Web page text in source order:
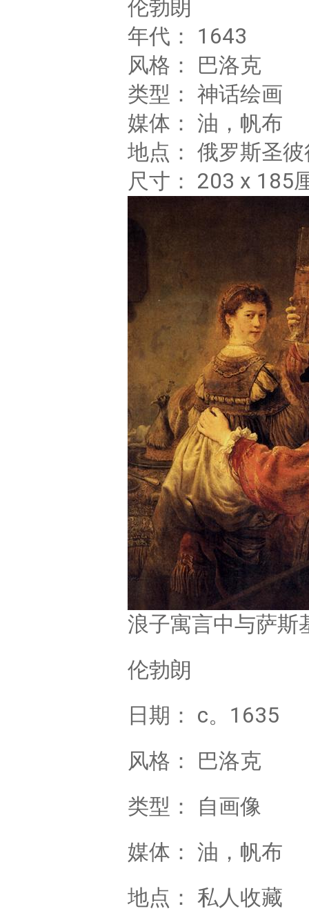
伦勃朗
年代： 1643
风格： 巴洛克
类型： 神话绘画
媒体： 油，帆布
地点： 俄罗斯圣
尺寸： 203 x 185
浪子寓言中与萨斯
伦勃朗
日期： c。1635
风格： 巴洛克
类型： 自画像
媒体： 油，帆布
地点： 私人收藏